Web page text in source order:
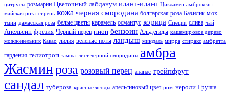
цитрусы розмарин Цветочный лабданум иланг-иланг Цикламен амброксан
майская роза сирень кожа черная смородина болгарская роза Базилик мох
тмин дамасская роза белые цветы карамель османтус корица Специи слива чай
Апельсин фрезия Черный перец пион бензоин Альдегиды кашемировое дерево
можжевельник Какао лилия зеленые ноты ландыш миндаль мирра стиракс амбретта
гардения гелиотроп замша лист черной смородины амбра
Жасминроза розовый перец ананас грейпфрут
сандал тубероза красные ягоды апельсиновый цвет ром нероли Груша